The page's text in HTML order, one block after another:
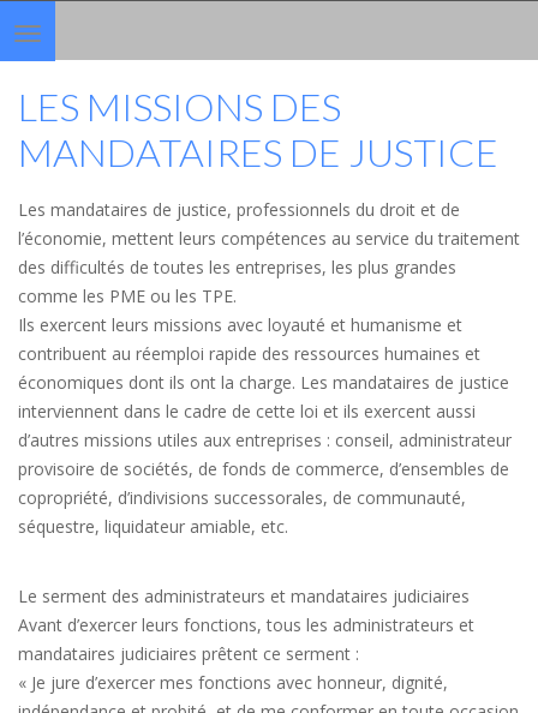
Toggle
navigation
LES MISSIONS DES
MANDATAIRES DE JUSTICE
Les mandataires de justice, professionnels du droit et de
l’économie, mettent leurs compétences au service du traitement
des difficultés de toutes les entreprises, les plus grandes
comme les PME ou les TPE.
Ils exercent leurs missions avec loyauté et humanisme et
contribuent au réemploi rapide des ressources humaines et
économiques dont ils ont la charge. Les mandataires de justice
interviennent dans le cadre de cette loi et ils exercent aussi
d’autres missions utiles aux entreprises : conseil, administrateur
provisoire de sociétés, de fonds de commerce, d’ensembles de
copropriété, d’indivisions successorales, de communauté,
séquestre, liquidateur amiable, etc.
Le serment des administrateurs et mandataires judiciaires
Avant d’exercer leurs fonctions, tous les administrateurs et
mandataires judiciaires prêtent ce serment :
« Je jure d’exercer mes fonctions avec honneur, dignité,